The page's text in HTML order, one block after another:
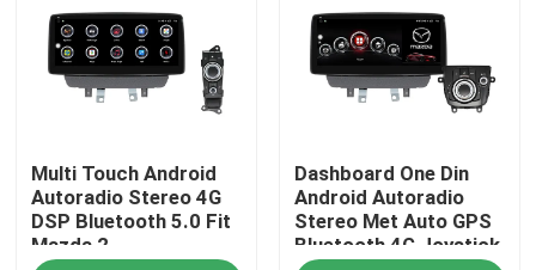
Fabrieksreis
Contacteer ons
Multi Touch Android
Autoradio Stereo 4G
DSP Bluetooth 5.0 Fit
Mazda 2
Dashboard One Din
Android Autoradio
Stereo Met Auto GPS
Bluetooth 4G Joystick